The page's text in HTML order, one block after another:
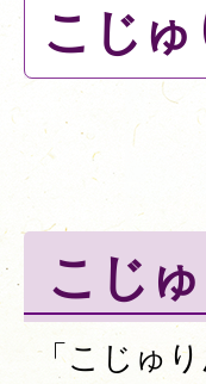
こじ
こじ
「こじゅ